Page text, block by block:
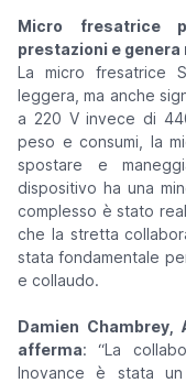
Micro fresatrice
prestazioni e
La micro fresatrice
leggera, ma anche
a 220 V invece di
peso e consumi, la
spostare e
dispositivo ha una
complesso è stato
che la stretta
stata fondamentale
e collaudo.
Damien Chambrey,
afferma: “La
Inovance è stata